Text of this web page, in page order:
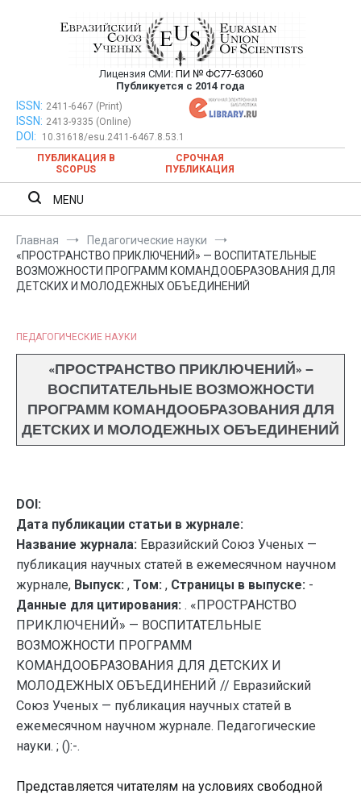
Евразийский Союз Ученых —
публикация научных статей в
ежемесячном научном журнале
Лицензия СМИ: ПИ № ФС77-63060
Публикуется с 2014 года
Евразийский Союз Ученых — публикация научных статей в
ежемесячном научном журнале
ISSN: 2411-6467 (Print)
ISSN: 2413-9335 (Online)
DOI:
10.31618/esu.2411-6467.8.53.1
ПУБЛИКАЦИЯ В
SCOPUS
СРОЧНАЯ
ПУБЛИКАЦИЯ
MENU
Главная
Педагогические науки
«ПРОСТРАНСТВО ПРИКЛЮЧЕНИЙ» — ВОСПИТАТЕЛЬНЫЕ
ВОЗМОЖНОСТИ ПРОГРАММ КОМАНДООБРАЗОВАНИЯ ДЛЯ
ДЕТСКИХ И МОЛОДЕЖНЫХ ОБЪЕДИНЕНИЙ
ПЕДАГОГИЧЕСКИЕ НАУКИ
«ПРОСТРАНСТВО ПРИКЛЮЧЕНИЙ» —
ВОСПИТАТЕЛЬНЫЕ ВОЗМОЖНОСТИ
ПРОГРАММ КОМАНДООБРАЗОВАНИЯ ДЛЯ
ДЕТСКИХ И МОЛОДЕЖНЫХ ОБЪЕДИНЕНИЙ
DOI:
Дата публикации статьи в журнале:
Название журнала: Евразийский Союз Ученых —
публикация научных статей в ежемесячном научном
журнале, Выпуск: , Том: , Страницы в выпуске: -
Данные для цитирования: . «ПРОСТРАНСТВО
ПРИКЛЮЧЕНИЙ» — ВОСПИТАТЕЛЬНЫЕ
ВОЗМОЖНОСТИ ПРОГРАММ
КОМАНДООБРАЗОВАНИЯ ДЛЯ ДЕТСКИХ И
МОЛОДЕЖНЫХ ОБЪЕДИНЕНИЙ // Евразийский
Союз Ученых — публикация научных статей в
ежемесячном научном журнале. Педагогические
науки. ; ():-.
Представляется читателям на условиях свободной